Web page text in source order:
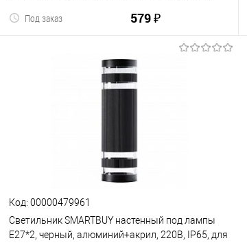
579 ₽
Под заказ
В корзину
Код: 00000479961
Светильник SMARTBUY настенный под лампы
E27*2, черный, алюминий+акрил, 220В, IP65, для